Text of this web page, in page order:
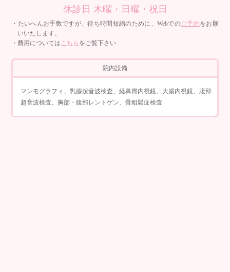
休診日 木曜・日曜・祝日
・たいへんお手数ですが、待ち時間短縮のために、Webでのご予約をお願
いいたします。
・費用についてはこちら をご覧下さい
院内設備
マンモグラフィ、乳腺超音波検査、経鼻胃内視鏡、大腸内視鏡、腹部
超音波検査、胸部・腹部レントゲン、骨粗鬆症検査